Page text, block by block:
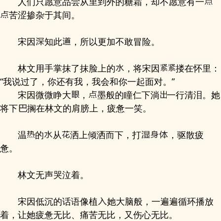
苦涩掺杂于其间。
宋因 知此 ，所以更加不敢冒险。
林文用手掌抹了抹脸上的 ，将宋因
搂在怀里：
“我说过了，你还有我，我会和你一起面对。”
宋因微微睁大
， 墨般的瞳仁下淌
一行清泪。她
将下
搁在林文的肩膀上，疲惫一笑。
温 的 从 洒上倾洒而下，打
，驱散疲
惫。
林文无声哭泣着。
宋因低沉的话语像植
她大脑般，一遍遍循环播放
着，让她疲惫无比、痛苦无比，又伤心无比。